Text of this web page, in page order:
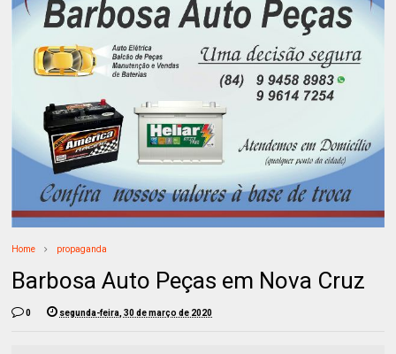
Home propaganda
Barbosa Auto Peças em Nova Cruz
0 segunda-feira, 30 de março de 2020